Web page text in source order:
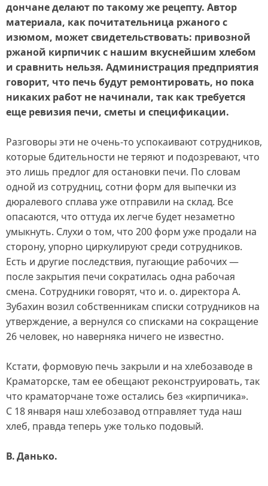
дончане делают по такому же рецепту. Автор
материала, как почитательница ржаного с
изюмом, может свидетельствовать: привозной
ржаной кирпичик с нашим вкуснейшим хлебом
и сравнить нельзя. Администрация предприятия
говорит, что печь будут ремонтировать, но пока
никаких работ не начинали, так как требуется
еще ревизия печи, сметы и спецификации.
Разговоры эти не очень‑то успокаивают сотрудников,
которые бдительности не теряют и подозревают, что
это лишь предлог для остановки печи. По словам
одной из сотрудниц, сотни форм для выпечки из
дюралевого сплава уже отправили на склад. Все
опасаются, что оттуда их легче будет незаметно
умыкнуть. Слухи о том, что 200 форм уже продали на
сторону, упорно циркулируют среди сотрудников.
Есть и другие последствия, пугающие рабочих —
после закрытия печи сократилась одна рабочая
смена. Сотрудники говорят, что и. о. директора А.
Зубахин возил собственникам списки сотрудников на
утверждение, а вернулся со списками на сокращение
26 человек, но наверняка ничего не известно.
Кстати, формовую печь закрыли и на хлебозаводе в
Краматорске, там ее обещают реконструировать, так
что краматорчане тоже остались без «кирпичика».
С 18 января наш хлебозавод отправляет туда наш
хлеб, правда теперь уже только подовый.
В. Данько.